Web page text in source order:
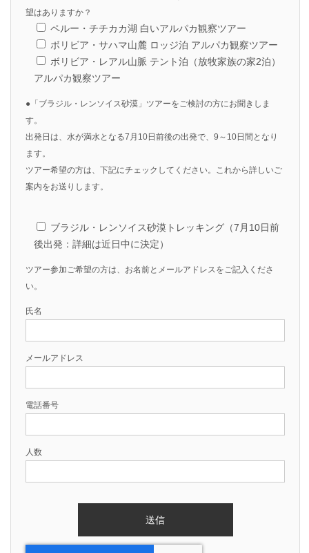
望はありますか？
ペルー・チチカカ湖 白いアルパカ観察ツアー
ボリビア・サハマ山麓 ロッジ泊 アルパカ観察ツアー
ボリビア・レアル山脈 テント泊（放牧家族の家2泊）
アルパカ観察ツアー
●「ブラジル・レンソイス砂漠」ツアーをご検討の方にお聞きしま
す。
出発日は、水が満水となる7月10日前後の出発で、9～10日間となり
ます。
ツアー希望の方は、下記にチェックしてください。これから詳しいご
案内をお送りします。
ブラジル・レンソイス砂漠トレッキング（7月10日前
後出発：詳細は近日中に決定）
ツアー参加ご希望の方は、お名前とメールアドレスをご記入くださ
い。
氏名
メールアドレス
電話番号
人数